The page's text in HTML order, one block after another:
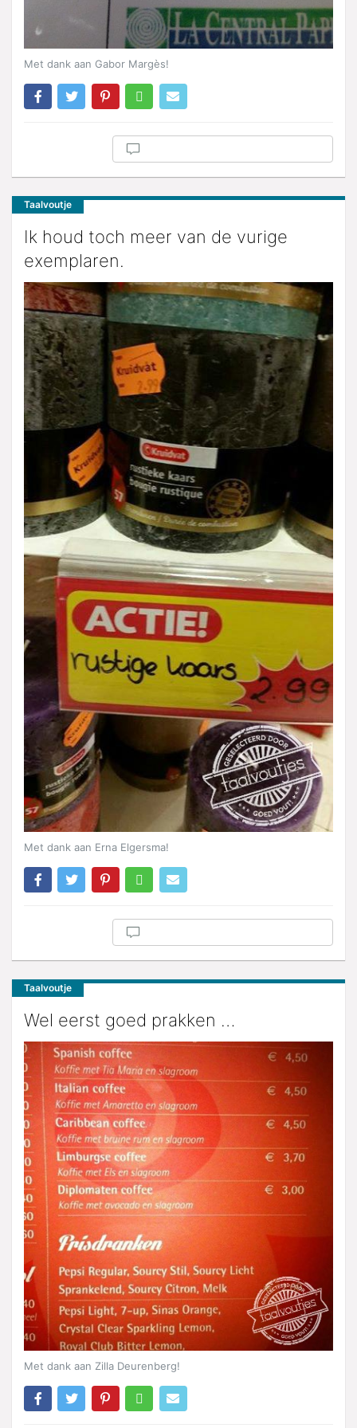
Met dank aan Gabor Margès!
Taalvoutje
Ik houd toch meer van de vurige
exemplaren.
Met dank aan Erna Elgersma!
Taalvoutje
Wel eerst goed prakken …
Met dank aan Zilla Deurenberg!